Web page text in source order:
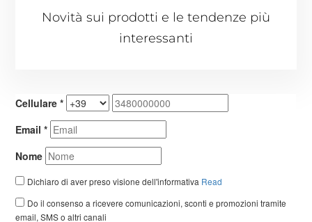
Novità sui prodotti e le tendenze più
interessanti